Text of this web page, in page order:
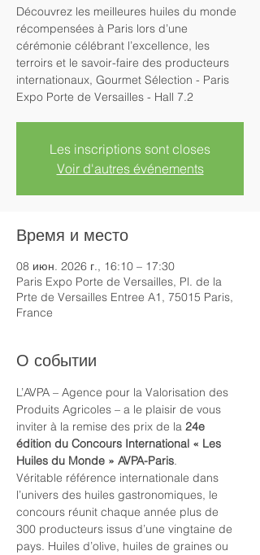
Découvrez les meilleures huiles du monde
récompensées à Paris lors d’une
cérémonie célébrant l’excellence, les
terroirs et le savoir-faire des producteurs
internationaux, Gourmet Sélection - Paris
Expo Porte de Versailles - Hall 7.2
Les inscriptions sont closes
Voir d'autres événements
Время и место
08 июн. 2026 г., 16:10 – 17:30
Paris Expo Porte de Versailles, Pl. de la
Prte de Versailles Entree A1, 75015 Paris,
France
О событии
L’AVPA – Agence pour la Valorisation des
Produits Agricoles – a le plaisir de vous
inviter à la remise des prix de la 24e
édition du Concours International « Les
Huiles du Monde » AVPA-Paris.
Véritable référence internationale dans
l’univers des huiles gastronomiques, le
concours réunit chaque année plus de
300 producteurs issus d’une vingtaine de
pays. Huiles d’olive, huiles de graines ou